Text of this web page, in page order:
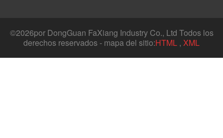
©2026por DongGuan FaXiang Industry Co., Ltd Todos los
derechos reservados - mapa del sitio:HTML , XML